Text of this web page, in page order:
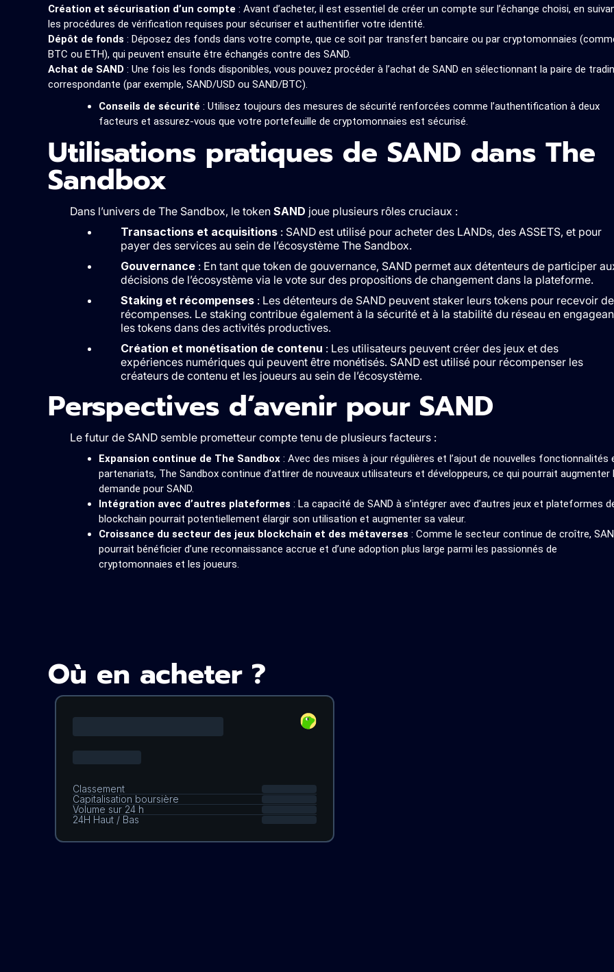
Création et sécurisation d’un compte : Avant d’acheter, il est essentiel de créer un compte sur l’échange choisi, en
les procédures de vérification requises pour sécuriser et authentifier votre identité.
Dépôt de fonds : Déposez des fonds dans votre compte, que ce soit par transfert bancaire ou par cryptomonnaies
BTC ou ETH), qui peuvent ensuite être échangés contre des SAND.
Achat de SAND: Une fois les fonds disponibles, vous pouvez procéder à l’achat de SAND en sélectionnant la paire de
correspondante (par exemple, SAND/USD ou SAND/BTC).
Conseils de sécurité : Utilisez toujours des mesures de sécurité renforcées comme l’authentification à deux
facteurs et assurez-vous que votre portefeuille de cryptomonnaies est sécurisé.
Utilisations pratiques de SAND dans The
Sandbox
Dans l’univers de The Sandbox, le token SAND joue plusieurs rôles cruciaux :
Transactions et acquisitions: SAND est utilisé pour acheter des LANDs, des ASSETS, et pour
payer des services au sein de l’écosystème The Sandbox.
Gouvernance: En tant que token de gouvernance, SAND permet aux détenteurs de participer
décisions de l’écosystème via le vote sur des propositions de changement dans la plateforme.
Staking et récompenses: Les détenteurs de SAND peuvent staker leurs tokens pour recevoir
récompenses. Le staking contribue également à la sécurité et à la stabilité du réseau en
les tokens dans des activités productives.
Création et monétisation de contenu : Les utilisateurs peuvent créer des jeux et des
expériences numériques qui peuvent être monétisés. SAND est utilisé pour récompenser les
créateurs de contenu et les joueurs au sein de l’écosystème.
Perspectives d’avenir pour SAND
Le futur de SAND semble prometteur compte tenu de plusieurs facteurs :
Expansion continue de The Sandbox: Avec des mises à jour régulières et l’ajout de nouvelles fonctionnalités
partenariats, The Sandbox continue d’attirer de nouveaux utilisateurs et développeurs, ce qui pourrait augmenter
demande pour SAND.
Intégration avec d’autres plateformes : La capacité de SAND à s’intégrer avec d’autres jeux et plateformes
blockchain pourrait potentiellement élargir son utilisation et augmenter sa valeur.
Croissance du secteur des jeux blockchain et des métaverses : Comme le secteur continue de croître,
pourrait bénéficier d’une reconnaissance accrue et d’une adoption plus large parmi les passionnés de
cryptomonnaies et les joueurs​​.
Où en acheter ?